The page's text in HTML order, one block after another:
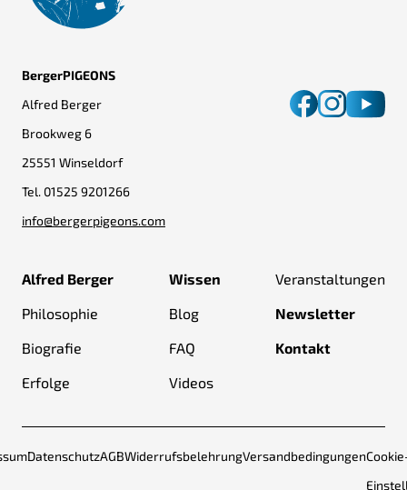
BergerPIGEONS
Alfred Berger
Brookweg 6
25551 Winseldorf
Tel. 01525 9201266
info@bergerpigeons.com
Alfred Berger
Philosophie
Biografie
Erfolge
Wissen
Blog
FAQ
Videos
Veranstaltungen
Newsletter
Kontakt
DatenschutzAGBWiderrufsbelehrungVersandbedingungen